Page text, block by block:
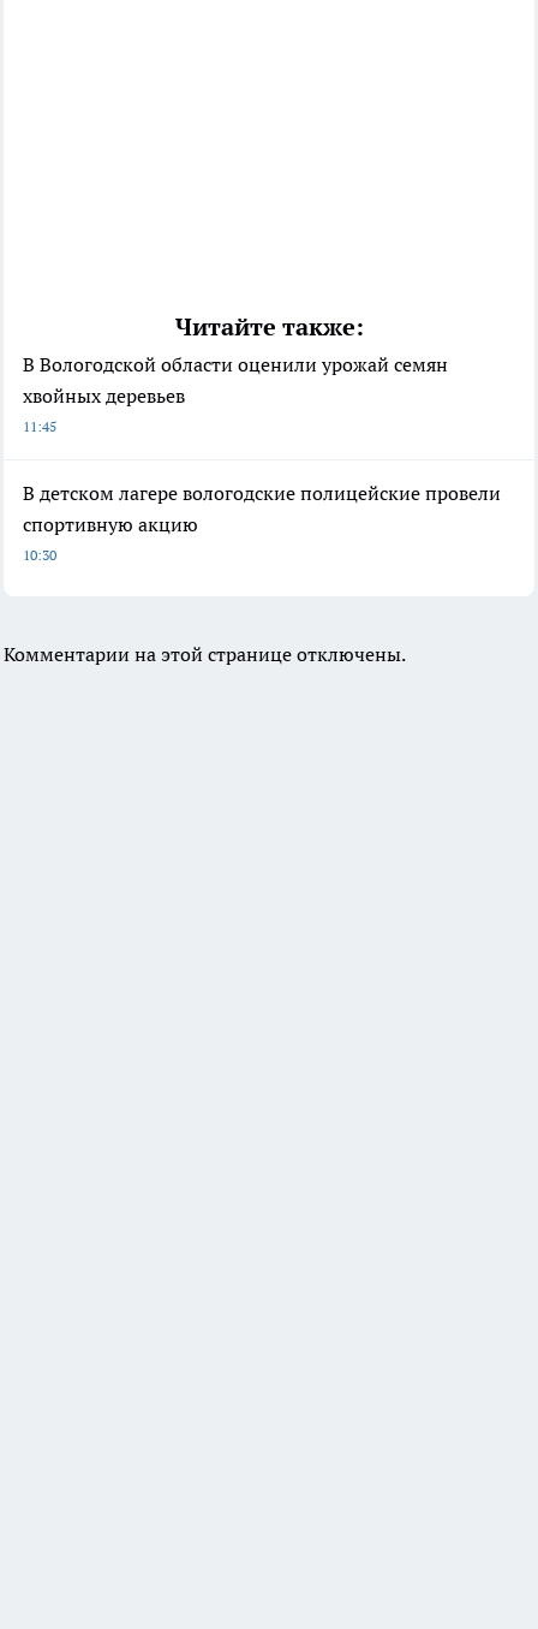
Читайте также:
В Вологодской области оценили урожай семян
хвойных деревьев
11:45
В детском лагере вологодские полицейские провели
спортивную акцию
10:30
Комментарии на этой странице отключены.